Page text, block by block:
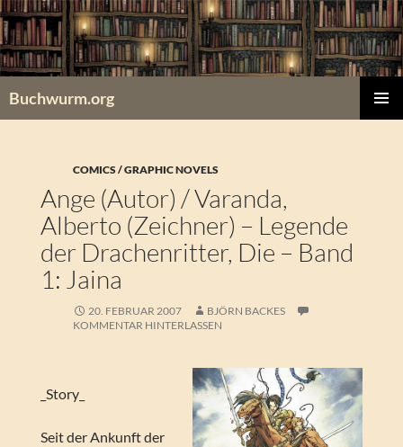
Zum
Inhalt
springen
Buchwurm.org
COMICS / GRAPHIC NOVELS
Ange (Autor) / Varanda,
Alberto (Zeichner) – Legende
der Drachenritter, Die – Band
1: Jaina
20. FEBRUAR 2007
BJÖRN BACKES
KOMMENTAR HINTERLASSEN
_Story_
Seit der Ankunft der